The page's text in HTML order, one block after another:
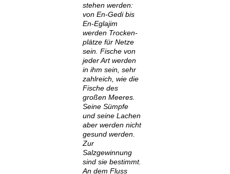
stehen werden:
von En-Gedi bis
En-Eglajim
werden Trocken-
plätze für Netze
sein. Fische von
jeder Art werden
in ihm sein, sehr
zahlreich, wie die
Fische des
großen Meeres.
Seine Sümpfe
und seine Lachen
aber werden nicht
gesund werden.
Zur
Salzgewinnung
sind sie bestimmt.
An dem Fluss